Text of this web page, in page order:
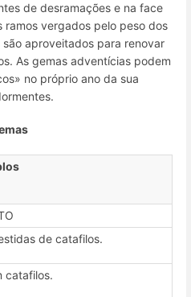
de desramações e na face
vergados pelo peso dos
aproveitados para renovar
As gemas adventícias podem
no próprio ano da sua
de catafilos.
catafilos.